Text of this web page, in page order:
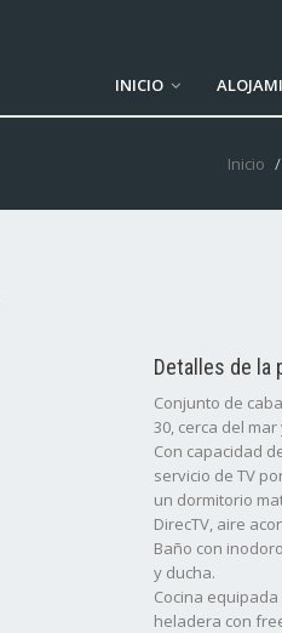
INICIO
Inicio
Detalles de la
Conjunto de
30, cerca del
Con capacidad
servicio de TV
un dormitorio
DirecTV, aire
Baño con
y ducha.
Cocina
heladera con